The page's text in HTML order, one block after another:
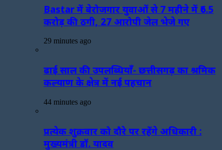
Bastar में बेरोजगार युवाओं से 7 महीने में ₹6.5
करोड़ की ठगी, 27 आरोपी जेल भेजे गए
29 minutes ago
ढाई साल की उपलब्धियाँ- छत्तीसगढ़ का श्रमिक
कल्याण के क्षेत्र में नई पहचान
44 minutes ago
प्रत्येक शुक्रवार को दौरे पर रहेंगे अधिकारी :
मुख्यमंत्री डॉ. यादव